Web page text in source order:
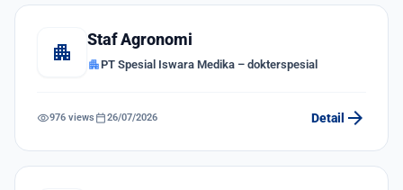
apartment
Staf Agronomi
apartmentPT Spesial Iswara Medika – dokterspesial
visibility976 views calendar_today26/07/2026 Detail arrow_forward